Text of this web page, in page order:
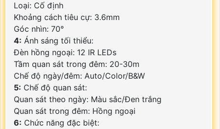
Loại: Cố định
Khoảng cách tiêu cự: 3.6mm
Góc nhìn: 70°
4: Ánh sáng tối thiểu:
Đèn hồng ngoại: 12 IR LEDs
Tầm quan sát trong đêm: 20-30m
Chế độ ngày/đêm: Auto/Color/B&W
5: Chế độ quan sát:
Quan sát theo ngày: Màu sắc/Đen trắng
Quan sát trong đêm: Hồng ngoại
6: Chức năng đặc biệt: